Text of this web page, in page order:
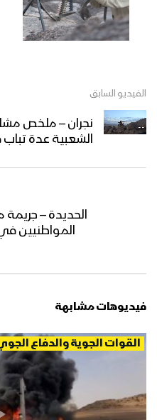
الفيديو السابق
نجران – ملخص
الشعبية عدة
الحديدة –
المواطنيين في الجاح
فيديوهات مشابهة
القوات الجوية والدفاع